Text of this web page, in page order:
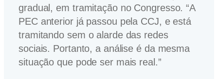
gradual, em tramitação no Congresso. “A
PEC anterior já passou pela CCJ, e está
tramitando sem o alarde das redes
sociais. Portanto, a análise é da mesma
situação que pode ser mais real.”